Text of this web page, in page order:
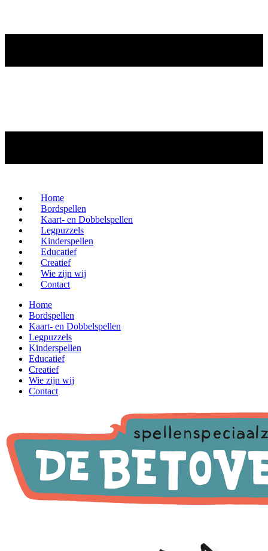
Home
Bordspellen
Kaart- en Dobbelspellen
Legpuzzels
Kinderspellen
Educatief
Creatief
Wie zijn wij
Contact
Home
Bordspellen
Kaart- en Dobbelspellen
Legpuzzels
Kinderspellen
Educatief
Creatief
Wie zijn wij
Contact